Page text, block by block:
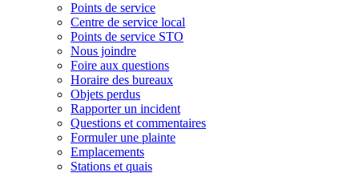
Points de service
Centre de service local
Points de service STO
Nous joindre
Foire aux questions
Horaire des bureaux
Objets perdus
Rapporter un incident
Questions et commentaires
Formuler une plainte
Emplacements
Stations et quais